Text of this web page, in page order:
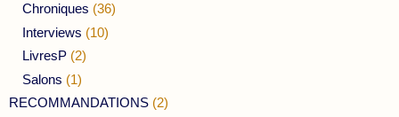
Chroniques (36)
Interviews (10)
LivresP (2)
Salons (1)
RECOMMANDATIONS (2)